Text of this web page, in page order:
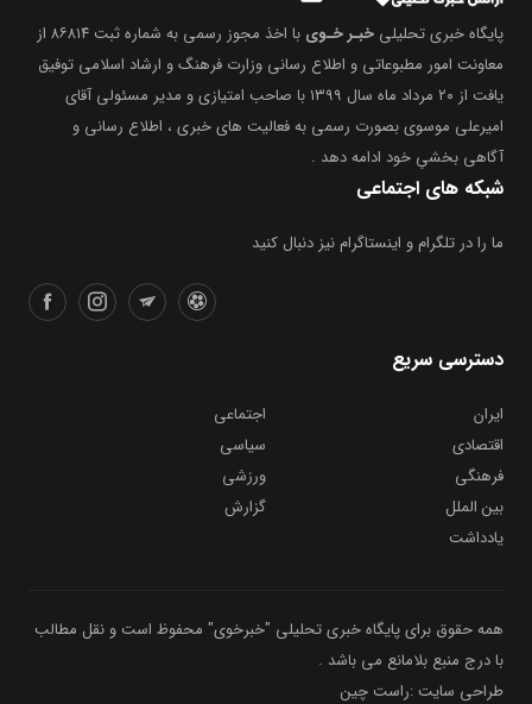
پایگاه خبری تحلیلی خبـر خـوی
با اخذ مجوز رسمی به شماره ثبت ۸۶۸۱۴ از
معاونت امور مطبوعاتی و اطلاع رسانی وزارت فرهنگ و ارشاد اسلامی توفیق
یافت از ۲۰ مرداد ماه سال ۱۳۹۹ با صاحب امتیازی و مدیر مسئولی آقای
امیرعلی موسوی بصورت رسمی به فعالیت های خبری ، اطلاع رسانی و
آگاهی بخشیِ خود ادامه دهد .
شبکه های اجتماعی
ما را در تلگرام و اینستاگرام نیز دنبال کنید
دسترسی سریع
ایران
اجتماعی
اقتصادی
سیاسی
فرهنگی
ورزشی
بین الملل
گزارش
یادداشت
همه حقوق برای پایگاه خبری تحلیلی "خبرخوی" محفوظ است و نقل مطالب
با درج منبع بلامانع می باشد .
طراحی سایت :راست چین